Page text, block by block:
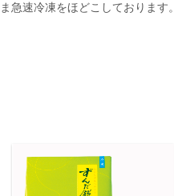
ま急速冷凍をほどこしております。